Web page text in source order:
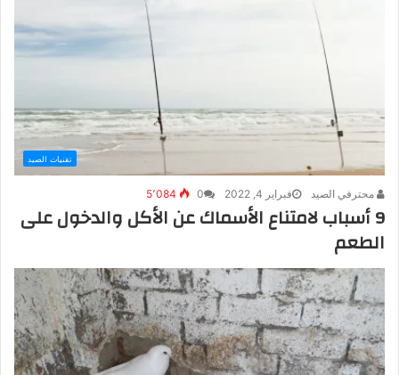
تقنيات الصيد
محترفي الصيد فبراير 4, 2022 0 5٬084
9 أسباب لامتناع الأسماك عن الأكل والدخول على
الطعم